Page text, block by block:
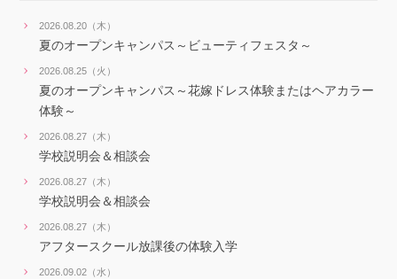
2026.08.20（木）
夏のオープンキャンパス～ビューティフェスタ～
2026.08.25（火）
夏のオープンキャンパス～花嫁ドレス体験またはヘアカラー
体験～
2026.08.27（木）
学校説明会＆相談会
2026.08.27（木）
学校説明会＆相談会
2026.08.27（木）
アフタースクール放課後の体験入学
2026.09.02（水）